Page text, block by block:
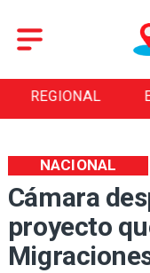
Cámara
proyecto
NACIONAL